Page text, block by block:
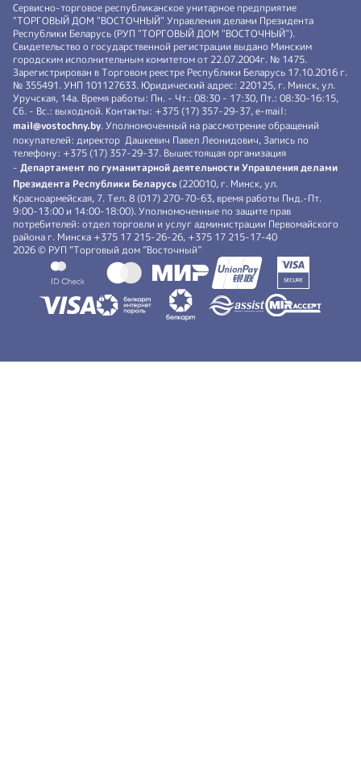
Сервисно-торговое республиканское унитарное предприятие
"ТОРГОВЫЙ ДОМ "ВОСТОЧНЫЙ" Управления делами Президента
Республики Беларусь (РУП "ТОРГОВЫЙ ДОМ "ВОСТОЧНЫЙ").
Свидетельство о государственной регистрации выдано Минским
городским исполнительным комитетом от 22.07.2004г. № 1475.
Зарегистрирован в Торговом реестре Республики Беларусь 17.10.2016 г.
№ 355491. УНП 101127633. Юридический адрес: 220125, г. Минск, ул.
Уручская, 14а. Время работы: Пн. - Чт.: 08:30 - 17:30, Пт.: 08:30-16:15,
Сб. - Вс.: выходной. Контакты: +375 (17) 357-29-37, e-mail:
mail@vostochny.by. Уполномоченный на рассмотрение обращений
покупателей: директор Дашкевич Павел Леонидович, Запись по
телефону: +375 (17) 357-29-37. Вышестоящая организация
- Департамент по гуманитарной деятельности Управления делами
Президента Республики Беларусь (220010, г. Минск, ул.
Красноармейская, 7. Тел. 8 (017) 270-70-63, время работы Пнд.-Пт.
9:00-13:00 и 14:00-18:00). Уполномоченные по защите прав
потребителей: отдел торговли и услуг администрации Первомайского
района г. Минска +375 17 215-26-26, +375 17 215-17-40
2026 © РУП “Торговый дом ”Восточный”